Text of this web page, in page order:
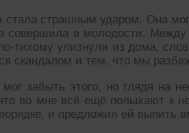
стала страшным ударом. Она
совершила в молодости.
тихому улизнули из дома,
скандалом и тем, что мы
забыть этого, но глядя на
во мне всё ещё полыхают к
и предложил ей выпить